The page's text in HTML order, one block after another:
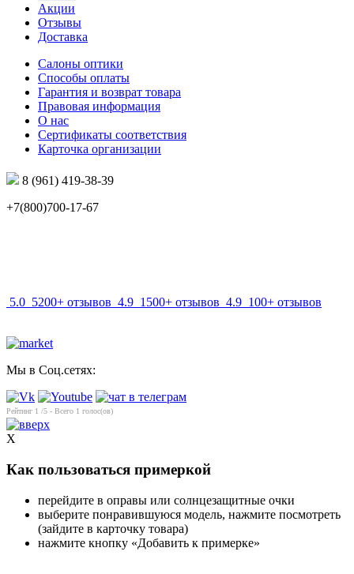
Акции
Отзывы
Доставка
Салоны оптики
Способы оплаты
Гарантия и возврат товара
Правовая информация
О нас
Сертификаты соответствия
Карточка организации
8 (961) 419-38-39
+7(800)700-17-67
5.0 5200+ отзывов 4.9 1500+ отзывов 4.9 100+ отзывов
Мы в Соц.сетях:
Рейтинг 1 /5 - Всего 1 голос(ов)
X
Как пользоваться примеркой
перейдите в оправы или солнцезащитные очки
выберите понравившуюся модель, нажмите посмотреть
(зайдите в карточку товара)
нажмите кнопку «Добавить к примерке»